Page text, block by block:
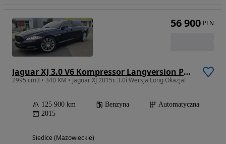
Jaguar XJ 3.0 V6 Kompressor Langversion Portfolio
2995 cm3 • 340 KM • Jaguar XJ 2015r. 3.0i Wersja Long Okazja!
125 900 km Benzyna
Automatyczna
2015
Siedlce (Mazowieckie)
56 900 PLN